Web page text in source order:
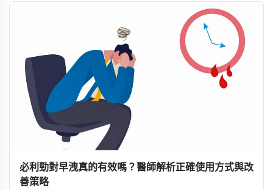
必利勁對早洩真的有效嗎？醫師解析正確使用方式與改
善策略